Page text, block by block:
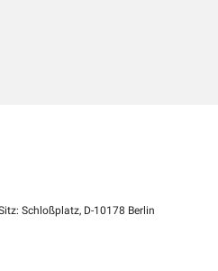
Schloßplatz, D-10178 Berlin